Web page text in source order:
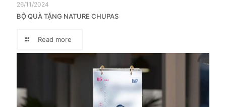
26/11/2024
BỘ QUÀ TẶNG NATURE CHUPAS
Read more